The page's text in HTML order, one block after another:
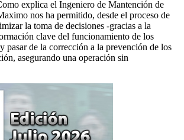
explica el Ingeniero de Mantención de
nos ha permitido, desde el proceso de
la toma de decisiones -gracias a la
clave del funcionamiento de los
pasar de la corrección a la prevención de los
asegurando una operación sin